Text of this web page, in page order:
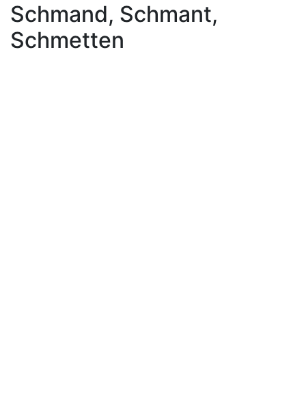
Schmand, Schmant,
Schmetten